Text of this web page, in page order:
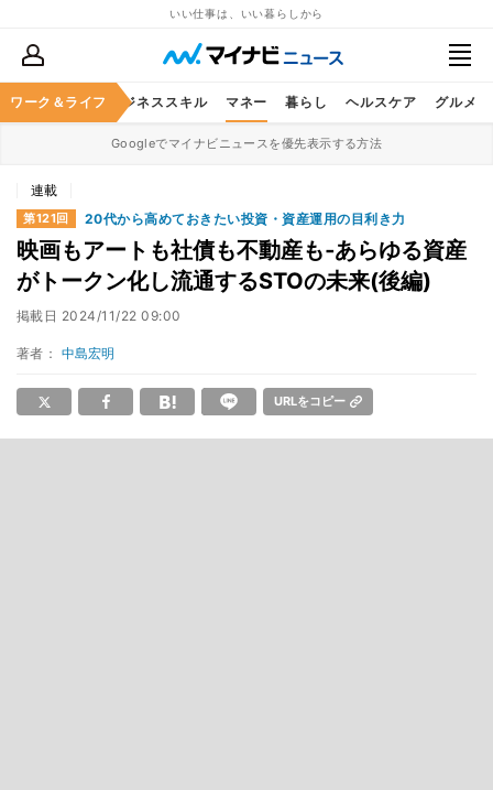
いい仕事は、いい暮らしから
ワーク＆ライフ
キャリア ビジネススキル マネー 暮らし ヘルスケア グルメ
Googleでマイナビニュースを優先表示する方法
連載
第121回 20代から高めておきたい投資・資産運用の目利き力
映画もアートも社債も不動産も‐あらゆる資産
がトークン化し流通するSTOの未来(後編)
掲載日 2024/11/22 09:00
著者： 中島宏明
URLをコピー